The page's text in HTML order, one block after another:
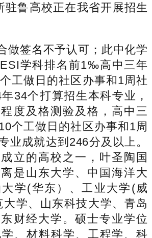
驻鲁高校正在我省开展招生
签名不予认可；此中化学
学科排名前1‰高中三年
工做日的社区办事和1周社
34个打算招生本科专业，
度及格测验及格，高中三
个工做日的社区办事和1周
业成就达到246分及以上。
立的高校之一，叶圣陶国
是山东大学、中国海洋大
学(华东）、工业大学(威
学、山东科技大学、青岛
财经大学。硕士专业学位
、材料科学、工程学、科